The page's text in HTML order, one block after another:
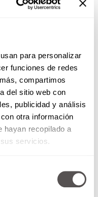
para personalizar
funciones de redes
compartimos
del sitio web con
publicidad y análisis
otra información
hayan recopilado a
servicios.